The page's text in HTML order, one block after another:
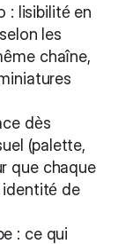
: lisibilité en
les
chaîne,
dès
(palette,
que chaque
de
: ce qui